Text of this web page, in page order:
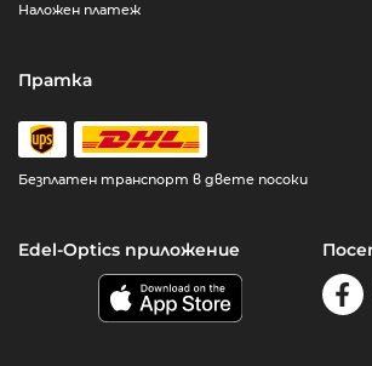
Наложен платеж
Пратка
Безплатен транспорт в двете посоки
Edel-Optics приложение